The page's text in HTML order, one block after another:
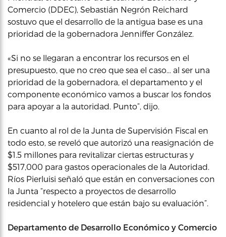
Comercio (DDEC), Sebastián Negrón Reichard
sostuvo que el desarrollo de la antigua base es una
prioridad de la gobernadora Jenniffer González.
«Si no se llegaran a encontrar los recursos en el
presupuesto, que no creo que sea el caso… al ser una
prioridad de la gobernadora, el departamento y el
componente económico vamos a buscar los fondos
para apoyar a la autoridad. Punto”, dijo.
En cuanto al rol de la Junta de Supervisión Fiscal en
todo esto, se reveló que autorizó una reasignación de
$1.5 millones para revitalizar ciertas estructuras y
$517,000 para gastos operacionales de la Autoridad.
Ríos Pierluisi señaló que están en conversaciones con
la Junta “respecto a proyectos de desarrollo
residencial y hotelero que están bajo su evaluación”.
Departamento de Desarrollo Económico y Comercio